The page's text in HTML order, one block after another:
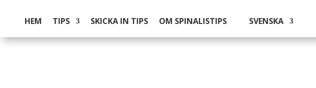
HEM TIPS SKICKA IN TIPS OM SPINALISTIPS SVENSKA